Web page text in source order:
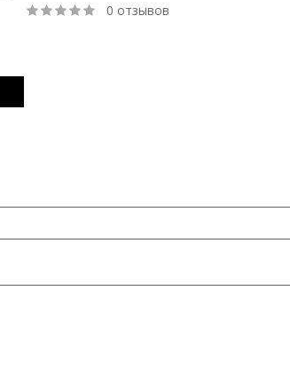
0 отзывов